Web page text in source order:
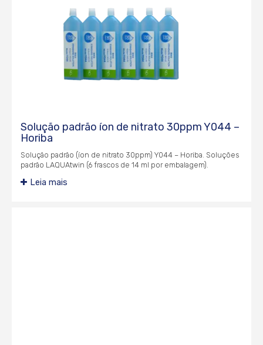
Solução padrão íon de nitrato 30ppm Y044 –
Horiba
Solução padrão (íon de nitrato 30ppm) Y044 – Horiba. Soluções
padrão LAQUAtwin (6 frascos de 14 ml por embalagem).
Leia mais